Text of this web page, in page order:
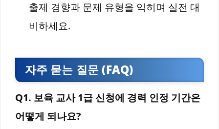
출제 경향과 문제 유형을 익히며 실전 대
비하세요.
자주 묻는 질문 (FAQ)
Q1. 보육 교사 1급 신청에 경력 인정 기간은
어떻게 되나요?